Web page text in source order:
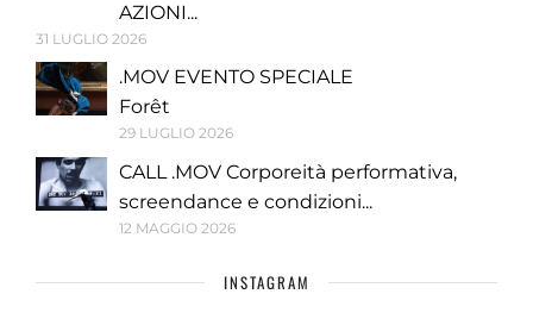
AZIONI...
31 LUGLIO 2026
.MOV EVENTO SPECIALE
Forêt
29 LUGLIO 2026
CALL .MOV Corporeità performativa,
screendance e condizioni...
12 MAGGIO 2026
INSTAGRAM